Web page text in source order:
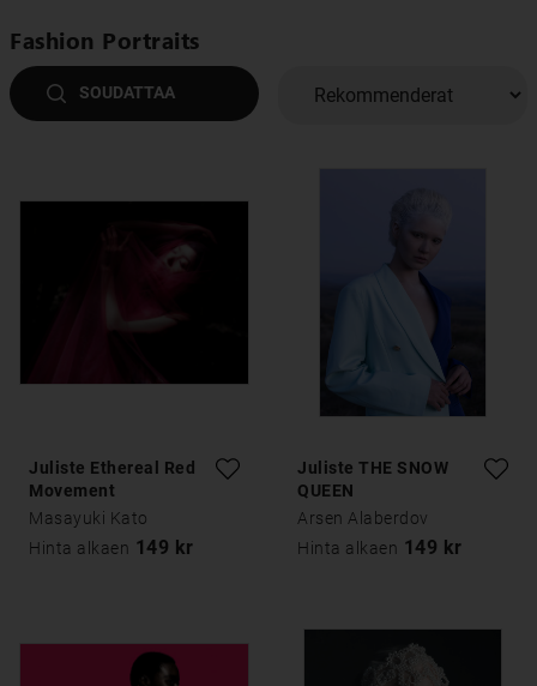
Fashion Portraits
SOUDATTAA
Juliste Ethereal Red
Movement
Masayuki Kato
Hinta alkaen 149 kr
Juliste THE SNOW
QUEEN
Arsen Alaberdov
Hinta alkaen 149 kr